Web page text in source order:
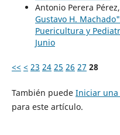
Antonio Perera Pérez,
Gustavo H. Machado"
Puericultura y
Junio
<< < 23 24 25 26 27 28
También puede Iniciar una
para este artículo.